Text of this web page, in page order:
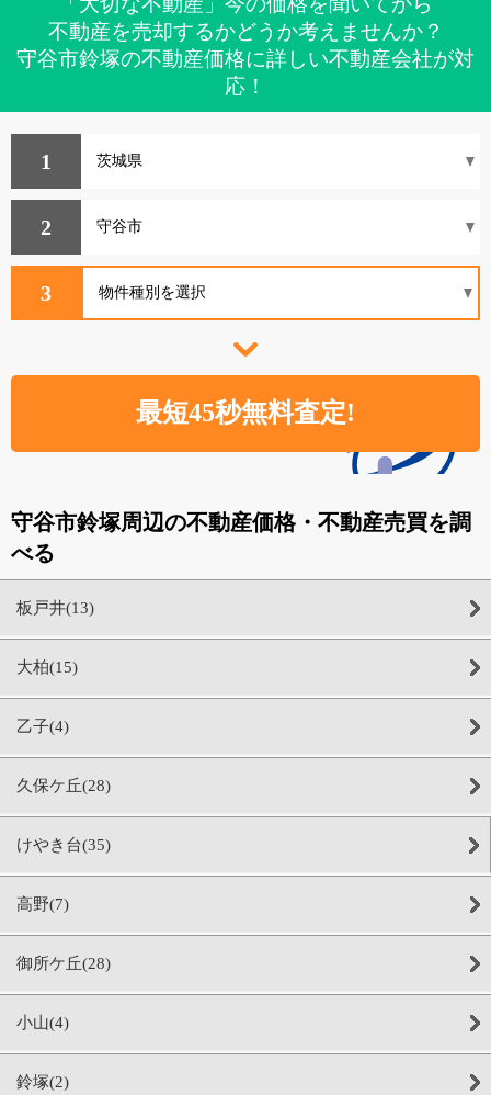
不動産を売却するかどうか考えませんか？
守谷市鈴塚の不動産価格に詳しい不動産会社が対
応！
1
2
3
守谷市鈴塚周辺の不動産価格・不動産売買を調
べる
板戸井(13)
大柏(15)
乙子(4)
久保ケ丘(28)
けやき台(35)
高野(7)
御所ケ丘(28)
小山(4)
鈴塚(2)